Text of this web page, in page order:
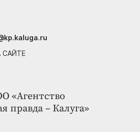
«Агентство
правда – Калуга»